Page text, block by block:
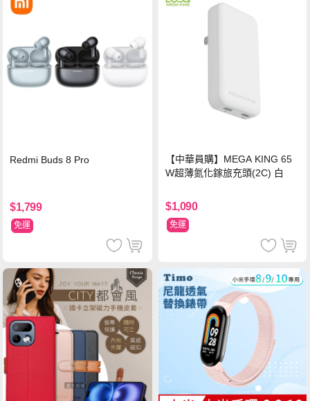
Redmi Buds 8 Pro
$1,799
免運
【中華員購】MEGA KING 65
W超薄氮化鎵旅充頭(2C) 白
$1,090
免運